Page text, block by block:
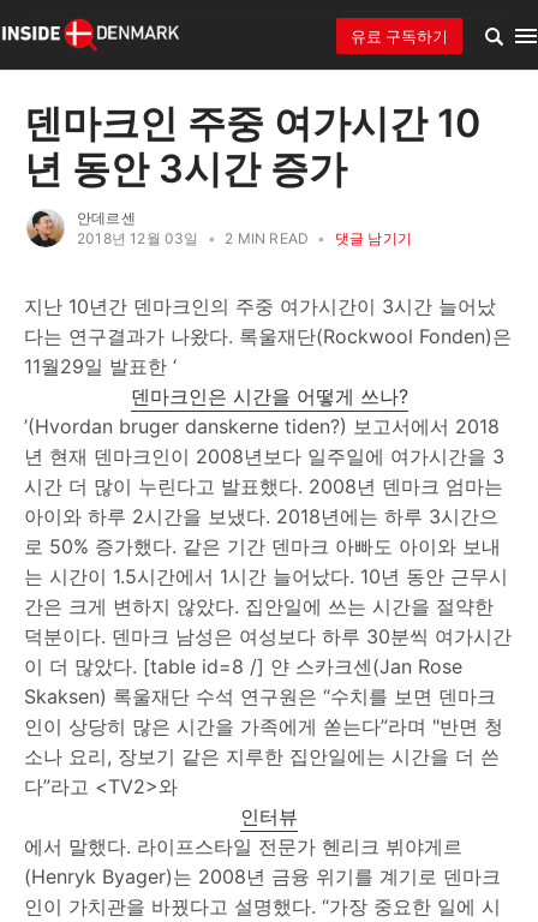
유료 구독하기
덴마크인 주중 여가시간 10
년 동안 3시간 증가
안데르센
2018년 12월 03일
• 2 MIN READ • 댓글 남기기
지난 10년간 덴마크인의 주중 여가시간이 3시간 늘어났
다는 연구결과가 나왔다. 록울재단(Rockwool Fonden)은
11월29일 발표한 ‘
덴마크인은 시간을 어떻게 쓰나?
’(Hvordan bruger danskerne tiden?) 보고서에서 2018
년 현재 덴마크인이 2008년보다 일주일에 여가시간을 3
시간 더 많이 누린다고 발표했다. 2008년 덴마크 엄마는
아이와 하루 2시간을 보냈다. 2018년에는 하루 3시간으
로 50% 증가했다. 같은 기간 덴마크 아빠도 아이와 보내
는 시간이 1.5시간에서 1시간 늘어났다. 10년 동안 근무시
간은 크게 변하지 않았다. 집안일에 쓰는 시간을 절약한
덕분이다. 덴마크 남성은 여성보다 하루 30분씩 여가시간
이 더 많았다. [table id=8 /] 얀 스카크센(Jan Rose
Skaksen) 록울재단 수석 연구원은 “수치를 보면 덴마크
인이 상당히 많은 시간을 가족에게 쏟는다”라며 "반면 청
소나 요리, 장보기 같은 지루한 집안일에는 시간을 더 쓴
다”라고 <TV2>와
인터뷰
에서 말했다. 라이프스타일 전문가 헨리크 뷔야게르
(Henryk Byager)는 2008년 금융 위기를 계기로 덴마크
인이 가치관을 바꿨다고 설명했다. “가장 중요한 일에 시